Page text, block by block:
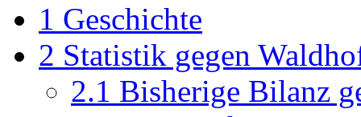
1 Geschichte
2 Statistik gegen
2.1 Bisherige Bilanz